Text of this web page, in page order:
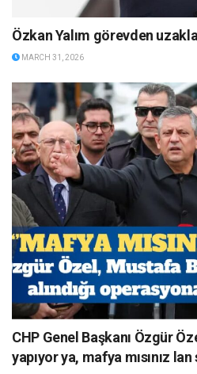
Özkan Yalım görevden
MARCH 31, 2026
CHP Genel Başkanı Özgür
yapıyor ya, mafya mısınız lan